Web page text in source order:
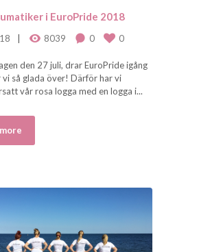
i EuroPride 2018
8039 0 0
den 27 juli, drar EuroPride igång
vi så glada över! Därför har vi
vår rosa logga med en logga i...